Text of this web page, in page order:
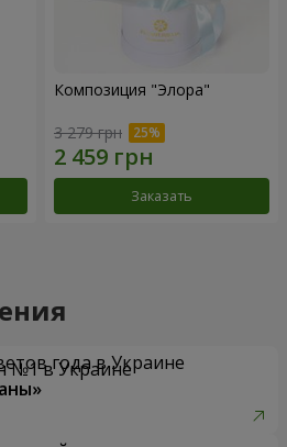
Композиция "Элора"
3 279 грн
Заказать
года в Украине